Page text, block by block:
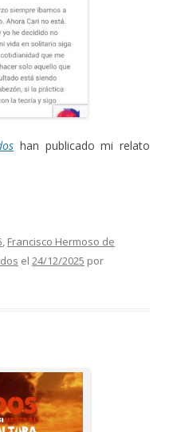
han publicado mi relato
, Francisco Hermoso de
el 24/12/2025 por